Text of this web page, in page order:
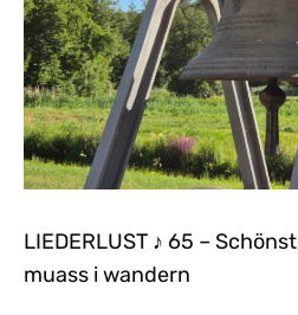
LIEDERLUST ♪ 65 –
muass i wandern